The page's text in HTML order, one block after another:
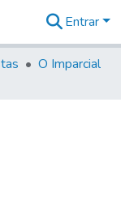
Entrar
O Imparcial